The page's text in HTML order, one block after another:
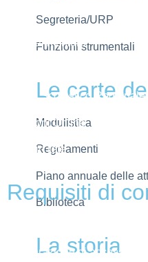
Segreteria/URP
Funzioni strumentali
Le carte
Modulistica
Regolamenti
Piano annuale delle
Biblioteca
La storia
Scuola in chiaro
Ufficio Scolastico Regionale
Iscrizioni Online
Pago in rete
Requisiti di
Dichiarazione di accessibilità